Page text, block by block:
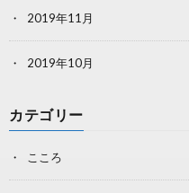
2019年11月
2019年10月
カテゴリー
こころ